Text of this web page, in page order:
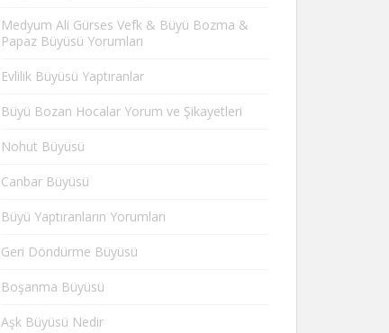
Medyum Ali Gürses Vefk & Büyü Bozma &
Papaz Büyüsü Yorumları
Evlilik Büyüsü Yaptıranlar
Büyü Bozan Hocalar Yorum ve Şikayetleri
Nohut Büyüsü
Canbar Büyüsü
Büyü Yaptıranların Yorumları
Geri Döndürme Büyüsü
Boşanma Büyüsü
Aşk Büyüsü Nedir